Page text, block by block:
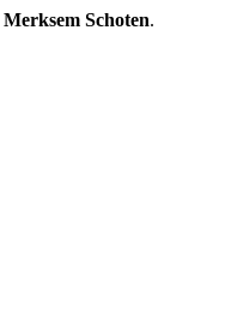
Merksem Schoten.